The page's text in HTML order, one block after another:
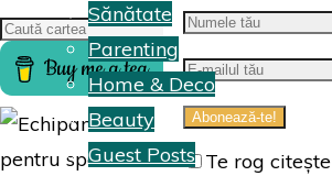
Sănătate
Parenting
Home & Deco
Beauty
Guest Posts
Search Caută
Te rog citește